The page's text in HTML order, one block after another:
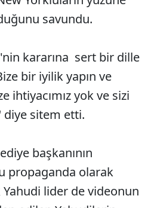
savundu.
kararına sert bir dille
bir iyilik yapın ve
ihtiyacımız yok ve sizi
sitem etti.
başkanının
propaganda olarak
lider de videonun